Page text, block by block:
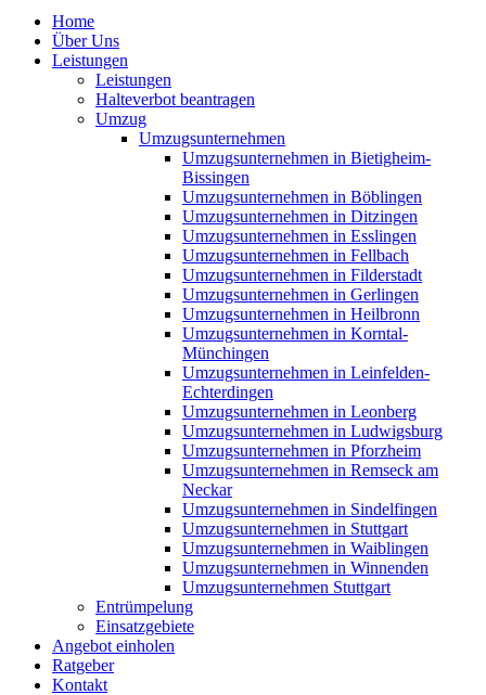
Home
Über Uns
Leistungen
Leistungen
Halteverbot beantragen
Umzug
Umzugsunternehmen
Umzugsunternehmen in Bietigheim-
Bissingen
Umzugsunternehmen in Böblingen
Umzugsunternehmen in Ditzingen
Umzugsunternehmen in Esslingen
Umzugsunternehmen in Fellbach
Umzugsunternehmen in Filderstadt
Umzugsunternehmen in Gerlingen
Umzugsunternehmen in Heilbronn
Umzugsunternehmen in Korntal-
Münchingen
Umzugsunternehmen in Leinfelden-
Echterdingen
Umzugsunternehmen in Leonberg
Umzugsunternehmen in Ludwigsburg
Umzugsunternehmen in Pforzheim
Umzugsunternehmen in Remseck am
Neckar
Umzugsunternehmen in Sindelfingen
Umzugsunternehmen in Stuttgart
Umzugsunternehmen in Waiblingen
Umzugsunternehmen in Winnenden
Umzugsunternehmen Stuttgart
Entrümpelung
Einsatzgebiete
Angebot einholen
Ratgeber
Kontakt